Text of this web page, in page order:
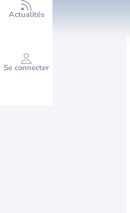
Actualités
Se connecter